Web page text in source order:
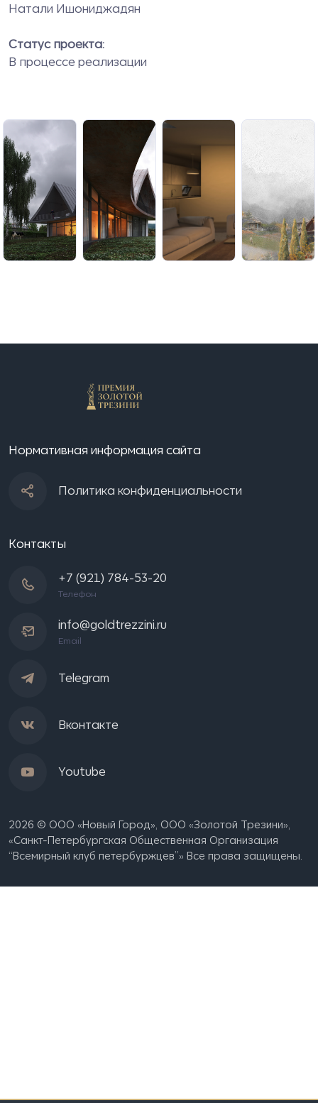
Натали Ишониджадян
Статус проекта:
В процессе реализации
Нормативная информация сайта
Политика конфиденциальности
Контакты
+7 (921) 784-53-20
Телефон
info@goldtrezzini.ru
Email
Telegram
Вконтакте
Youtube
2026 © ООО «Новый Город», OOO «Золотой Трезини»,
«Санкт-Петербургская Общественная Организация
“Всемирный клуб петербуржцев”» Все права защищены.